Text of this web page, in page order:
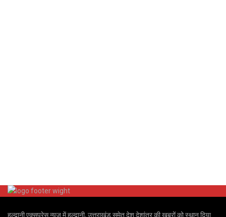
हल्द्वानी एक्सप्रेस न्यूज़ में हल्द्वानी, उत्तराखंड समेत देश देशांतर की खबरों को स्थान दिया